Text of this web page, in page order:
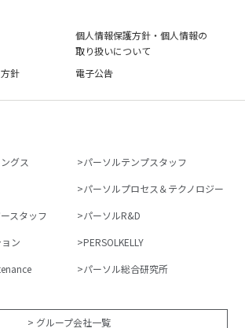
個人情報保護方針・個人情報の
取り扱いについて
針
電子公告
グス
パーソルテンプスタッフ
パーソルプロセス＆テクノロジー
スタッフ
パーソルR&D
ン
PERSOLKELLY
パーソル総合研究所
> グループ会社一覧